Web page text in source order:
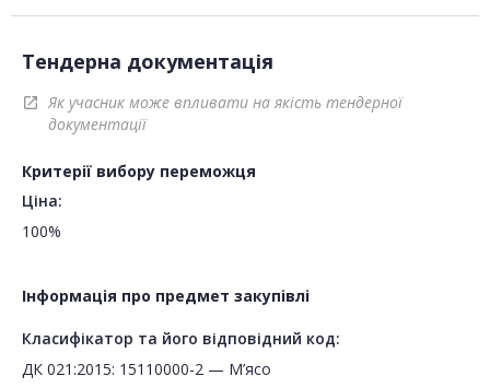
Тендерна документація
open_in_new
Як учасник може впливати на якість тендерної
документації
Критерії вибору переможця
Ціна:
100%
Інформація про предмет закупівлі
Класифікатор та його відповідний код:
ДК 021:2015: 15110000-2 — М’ясо